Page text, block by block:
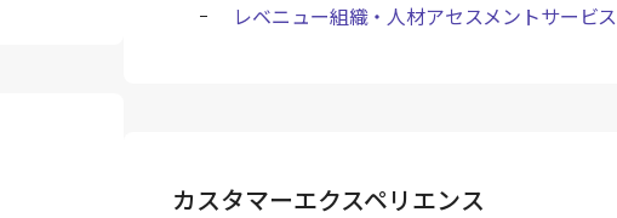
レベニュー組織・人材アセスメントサービス
カスタマーエクスペリエンス